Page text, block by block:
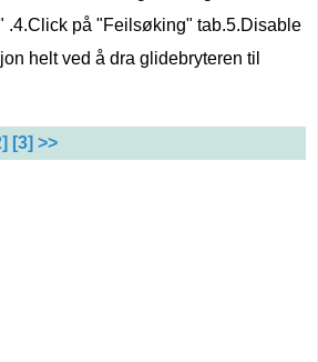
.4.Click på "Feilsøking" tab.5.Disable
helt ved å dra glidebryteren til
[3] >>